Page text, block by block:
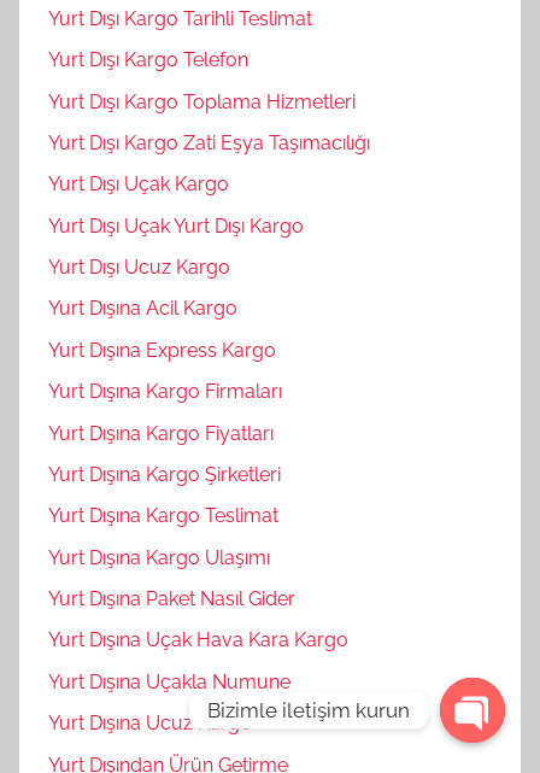
Yurt Dışı Kargo Tarihli Teslimat
Yurt Dışı Kargo Telefon
Yurt Dışı Kargo Toplama Hizmetleri
Yurt Dışı Kargo Zati Eşya Taşımacılığı
Yurt Dışı Uçak Kargo
Yurt Dışı Uçak Yurt Dışı Kargo
Yurt Dışı Ucuz Kargo
Yurt Dışına Acil Kargo
Yurt Dışına Express Kargo
Yurt Dışına Kargo Firmaları
Yurt Dışına Kargo Fiyatları
Yurt Dışına Kargo Şirketleri
Yurt Dışına Kargo Teslimat
Yurt Dışına Kargo Ulaşımı
Yurt Dışına Paket Nasıl Gider
Yurt Dışına Uçak Hava Kara Kargo
Yurt Dışına Uçakla Numune
Yurt Dışına Ucuz Kargo
Yurt Dışından Ürün Getirme
Bizimle iletişim kurun